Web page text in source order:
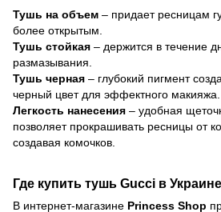
Тушь на объем – придает ресницам
более открытым.
Тушь стойкая – держится в течение
размазывания.
Тушь черная – глубокий пигмент
черный цвет для эффектного макияжа.
Легкость нанесения – удобная
позволяет прокрашивать ресницы от
создавая комочков.
Где купить тушь Gucci в
В интернет-магазине Princess Shop